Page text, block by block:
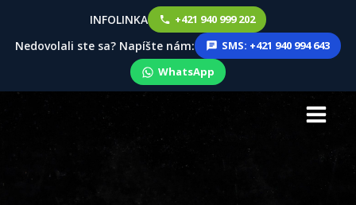
INFOLINKA +421 940 999 202
Nedovolali ste sa? Napíšte nám:
SMS: +421 940 994 643
WhatsApp